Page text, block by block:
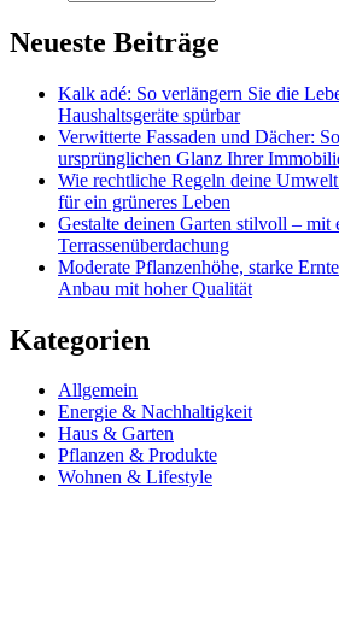
Neueste Beiträge
Kalk adé: So verlängern Sie die
Haushaltsgeräte spürbar
Verwitterte Fassaden und Dächer:
ursprünglichen Glanz Ihrer
Wie rechtliche Regeln deine
für ein grüneres Leben
Gestalte deinen Garten stilvoll – mit
Terrassenüberdachung
Moderate Pflanzenhöhe, starke
Anbau mit hoher Qualität
Kategorien
Allgemein
Energie & Nachhaltigkeit
Haus & Garten
Pflanzen & Produkte
Wohnen & Lifestyle